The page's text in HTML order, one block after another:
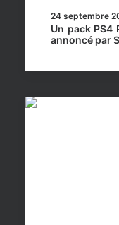
24 septembre
Un pack PS4
annoncé par